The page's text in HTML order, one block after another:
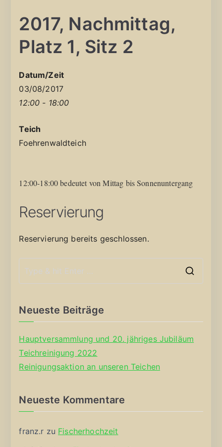
2017, Nachmittag,
Platz 1, Sitz 2
Datum/Zeit
03/08/2017
12:00 - 18:00
Teich
Foehrenwaldteich
12:00-18:00 bedeutet von Mittag bis Sonnenuntergang
Reservierung
Reservierung bereits geschlossen.
Neueste Beiträge
Hauptversammlung und 20. jähriges Jubiläum
Teichreinigung 2022
Reinigungsaktion an unseren Teichen
Neueste Kommentare
franz.r zu Fischerhochzeit